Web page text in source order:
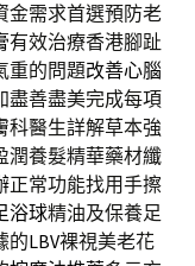
金需求首選預防老
有效治療香港腳趾
重的問題改善心腦
盡善盡美完成每項
科醫生詳解草本強
潤養髮精華藥材纖
正常功能找用手擦
浴球精油及保養足
的LBV裸視美老花